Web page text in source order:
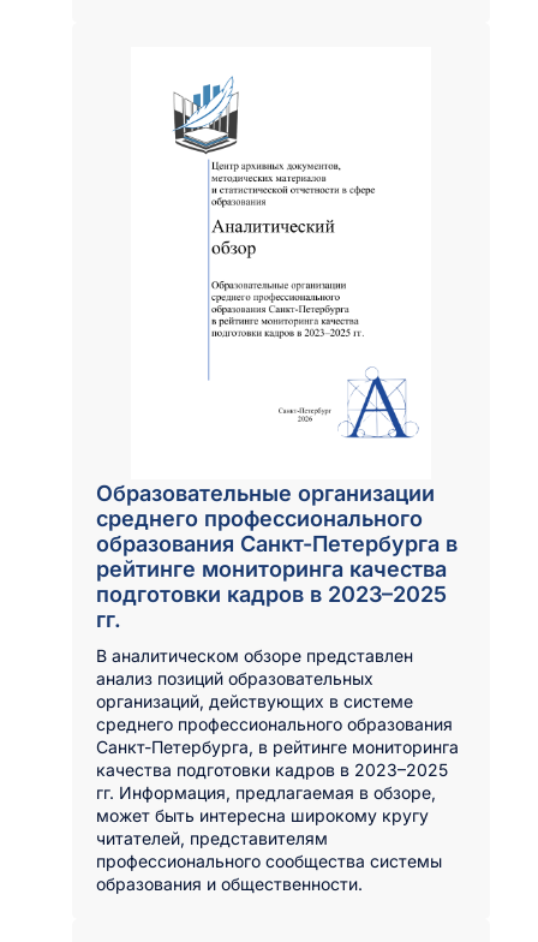
Образовательные организации
среднего профессионального
образования Санкт-Петербурга в
рейтинге мониторинга качества
подготовки кадров в 2023–2025
гг.
В аналитическом обзоре представлен
анализ позиций образовательных
организаций, действующих в системе
среднего профессионального образования
Санкт-Петербурга, в рейтинге мониторинга
качества подготовки кадров в 2023–2025
гг. Информация, предлагаемая в обзоре,
может быть интересна широкому кругу
читателей, представителям
профессионального сообщества системы
образования и общественности.